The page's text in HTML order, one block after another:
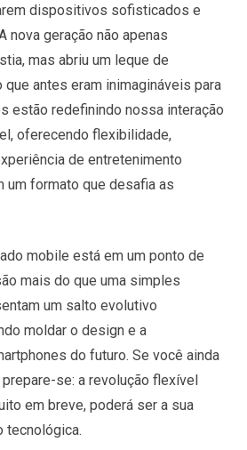
dispositivos sofisticados e
nova geração não apenas
mas abriu um leque de
antes eram inimagináveis para
estão redefinindo nossa interação
oferecendo flexibilidade,
de entretenimento
um formato que desafia as
mobile está em um ponto de
mais do que uma simples
um salto evolutivo
moldar o design e a
do futuro. Se você ainda
se: a revolução flexível
em breve, poderá ser a sua
tecnológica.